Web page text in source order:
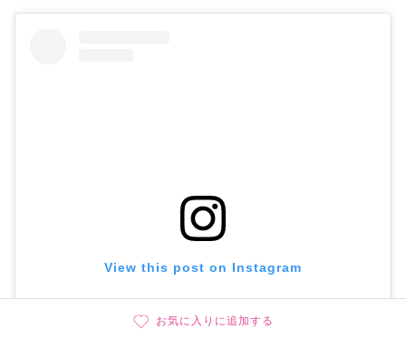
View this post on Instagram
お気に入りに追加する